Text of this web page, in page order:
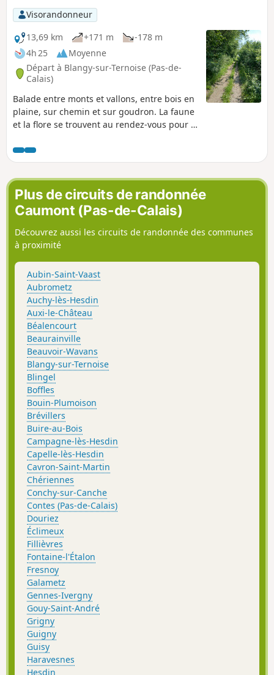
Visorandonneur
13,69 km
+171 m
-178 m
4h 25
Moyenne
Départ à Blangy-sur-Ternoise (Pas-de-
Calais)
Balade entre monts et vallons, entre bois en
plaine, sur chemin et sur goudron. La faune
et la flore se trouvent au rendez-vous pour le
grimpettes mais rien d'insurmontable.
Plus de circuits de randonnée
Caumont (Pas-de-Calais)
Découvrez aussi les circuits de randonnée des communes
à proximité
Aubin-Saint-Vaast
Aubrometz
Auchy-lès-Hesdin
Auxi-le-Château
Béalencourt
Beaurainville
Beauvoir-Wavans
Blangy-sur-Ternoise
Blingel
Boffles
Bouin-Plumoison
Brévillers
Buire-au-Bois
Campagne-lès-Hesdin
Capelle-lès-Hesdin
Cavron-Saint-Martin
Chériennes
Conchy-sur-Canche
Contes (Pas-de-Calais)
Douriez
Éclimeux
Fillièvres
Fontaine-l'Étalon
Fresnoy
Galametz
Gennes-Ivergny
Gouy-Saint-André
Grigny
Guigny
Guisy
Haravesnes
Hesdin